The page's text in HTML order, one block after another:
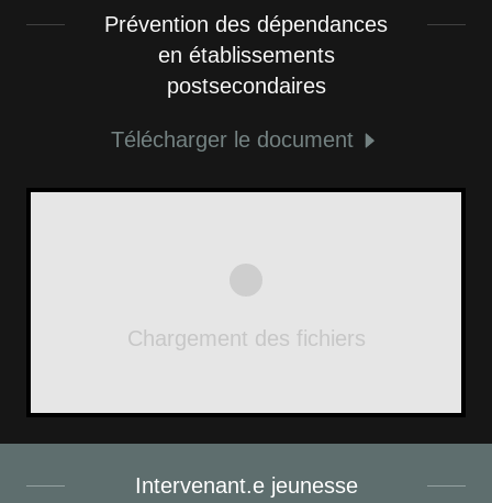
Prévention des dépendances
en établissements
postsecondaires
Télécharger le document
Chargement des fichiers
Intervenant.e jeunesse